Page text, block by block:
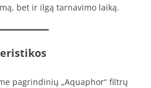
bet ir ilgą tarnavimo laiką.
pagrindinių „Aquaphor“ filtrų